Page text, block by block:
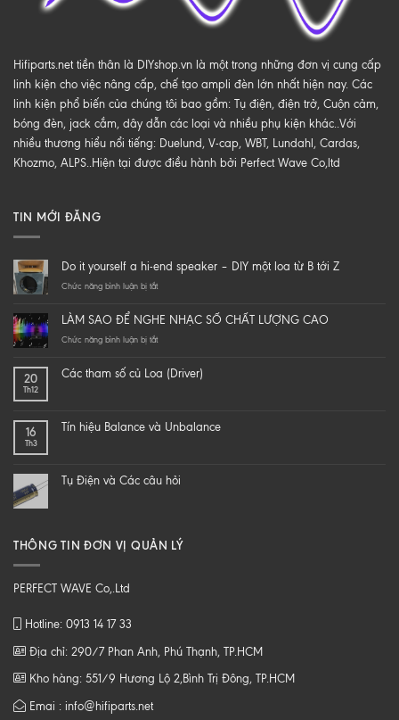
Hifiparts.net tiền thân là DIYshop.vn là một trong những đơn vị cung cấp
linh kiện cho việc nâng cấp, chế tạo ampli đèn lớn nhất hiện nay. Các
linh kiện phổ biến của chúng tôi bao gồm: Tụ điện, điện trở, Cuộn cảm,
bóng đèn, jack cắm, dây dẫn các loại và nhiều phụ kiện khác..Với
nhiều thương hiểu nổi tiếng: Duelund, V-cap, WBT, Lundahl, Cardas,
Khozmo, ALPS..Hiện tại được điều hành bởi Perfect Wave Co,ltd
TIN MỚI ĐĂNG
Do it yourself a hi-end speaker – DIY một loa từ B tới Z
Chức năng bình luận bị tắtở
yourself
a
speaker
loa
Z
LÀM SAO ĐỂ NGHE NHẠC SỐ CHẤT LƯỢNG CAO
Chức năng bình luận bị tắtở
ĐỂ
CHẤT
20
Th12
Các tham số củ Loa (Driver)
16
Th3
Tín hiệu Balance và Unbalance
Tụ Điện và Các câu hỏi
THÔNG TIN ĐƠN VỊ QUẢN LÝ
PERFECT WAVE Co,.Ltd
Hotline: 0913 14 17 33
Địa chỉ: 290/7 Phan Anh, Phú Thạnh, TP.HCM
Kho hàng: 551/9 Hương Lộ 2,Bình Trị Đông, TP.HCM
Emai : info@hifiparts.net